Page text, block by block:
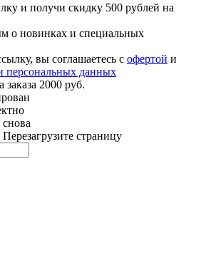
и получи скидку 500 рублей на
о новинках и специальных
вы соглашаетесь с офертой и
персональных данных
2000 руб.
страницу